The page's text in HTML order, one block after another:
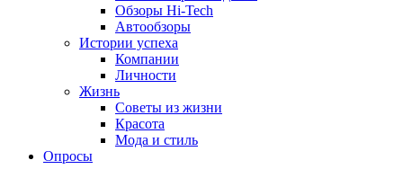
Обзоры Hi-Tech
Автообзоры
Истории успеха
Компании
Личности
Жизнь
Советы из жизни
Красота
Мода и стиль
Опросы